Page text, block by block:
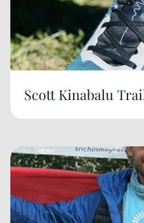
Scott Kinabalu